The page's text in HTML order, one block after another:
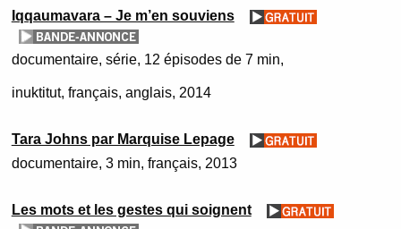
Iqqaumavara – Je m’en souviens
documentaire série 12 épisodes de 7 min
inuktitut, français, anglais 2014
Tara Johns par Marquise Lepage
documentaire 3 min français 2013
Les mots et les gestes qui soignent